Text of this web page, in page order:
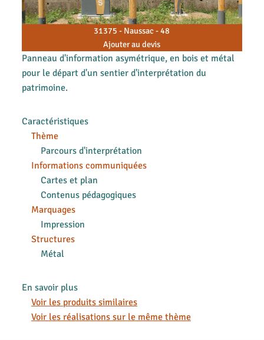
31375 - Naussac - 48
Ajouter au devis
Panneau d'information asymétrique, en bois et métal
pour le départ d'un sentier d'interprétation du
patrimoine.
Caractéristiques
Thème
Parcours d'interprétation
Informations communiquées
Cartes et plan
Contenus pédagogiques
Marquages
Impression
Structures
Métal
En savoir plus
Voir les produits similaires
Voir les réalisations sur le même thème